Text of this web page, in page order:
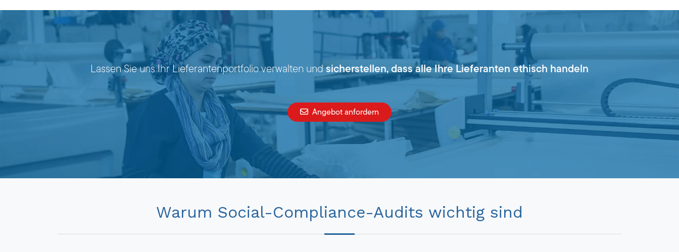
Lassen Sie uns Ihr Lieferantenportfolio verwalten undsicherstellen, dass alle Ihre Lieferanten ethisch handeln
Angebot anfordern
Warum Social-Compliance-Audits wichtig sind